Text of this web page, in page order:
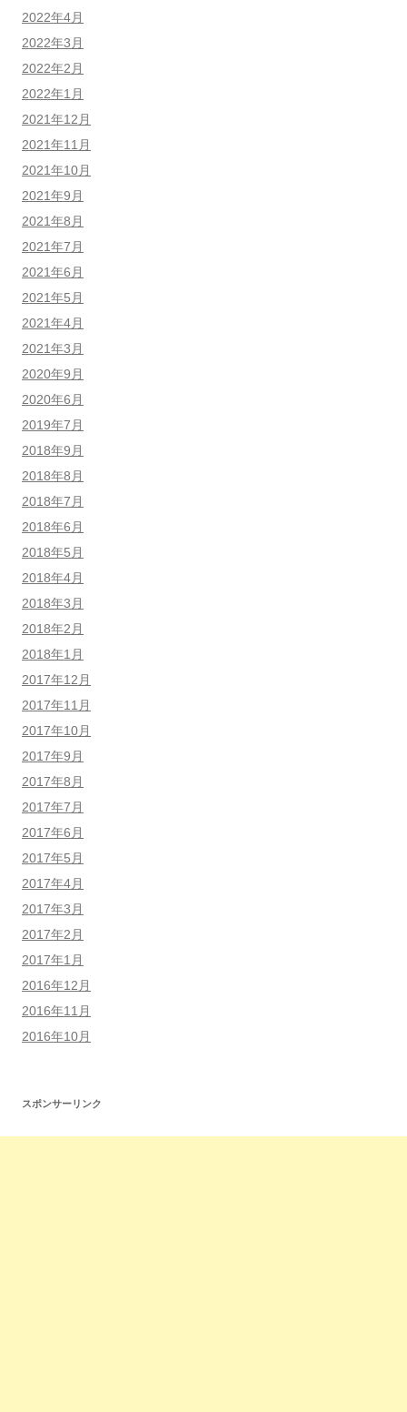
2022年4月
2022年3月
2022年2月
2022年1月
2021年12月
2021年11月
2021年10月
2021年9月
2021年8月
2021年7月
2021年6月
2021年5月
2021年4月
2021年3月
2020年9月
2020年6月
2019年7月
2018年9月
2018年8月
2018年7月
2018年6月
2018年5月
2018年4月
2018年3月
2018年2月
2018年1月
2017年12月
2017年11月
2017年10月
2017年9月
2017年8月
2017年7月
2017年6月
2017年5月
2017年4月
2017年3月
2017年2月
2017年1月
2016年12月
2016年11月
2016年10月
スポンサーリンク